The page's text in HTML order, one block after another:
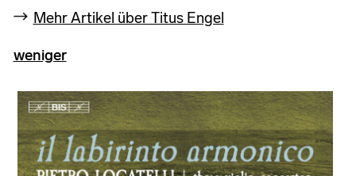
Mehr Artikel über Titus Engel
weniger